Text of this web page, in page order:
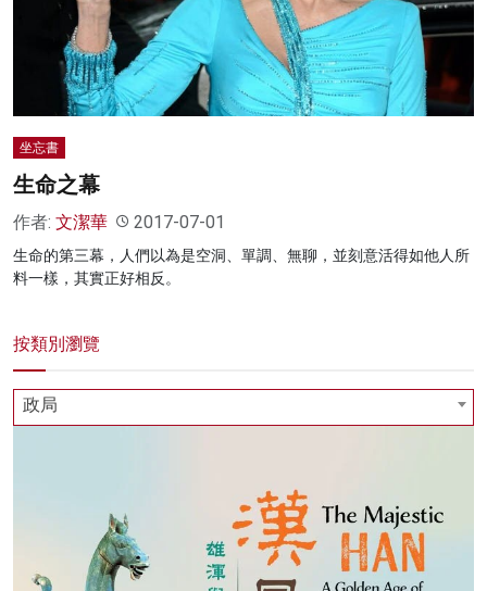
灼見活動
關於我們
坐忘書
生命之幕
作者: 文潔華 2017-07-01
生命的第三幕，人們以為是空洞、單調、無聊，並刻意活得如他人所
料一樣，其實正好相反。
按類別瀏覽
政局